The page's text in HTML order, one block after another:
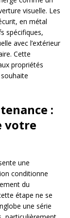
visuelle. Les
en métal
spécifiques,
avec l’extérieur
Cette
propriétés
:
votre
une
conditionne
du
étape ne se
une série